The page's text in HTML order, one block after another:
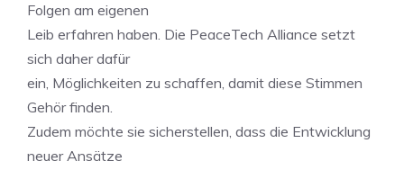
Folgen am eigenen
Leib erfahren haben. Die PeaceTech Alliance setzt
sich daher dafür
ein, Möglichkeiten zu schaffen, damit diese Stimmen
Gehör finden.
Zudem möchte sie sicherstellen, dass die Entwicklung
neuer Ansätze